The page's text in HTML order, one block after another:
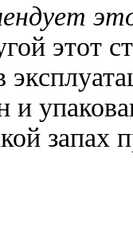
этот
и